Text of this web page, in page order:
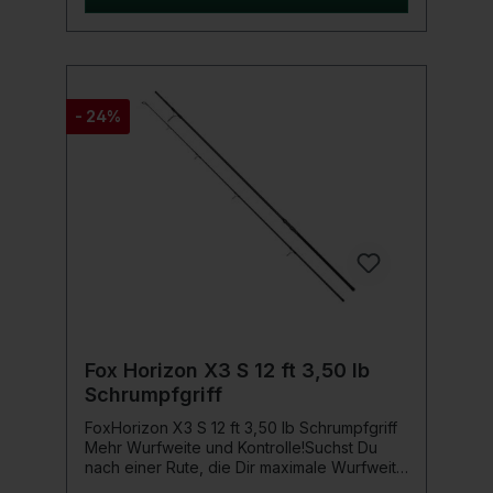
Shrinktube Griff DPS Rollenhalter Seaguide
- 24%
Fox Horizon X3 S 12 ft 3,50 lb
Schrumpfgriff
FoxHorizon X3 S 12 ft 3,50 lb Schrumpfgriff
Mehr Wurfweite und Kontrolle!Suchst Du
nach einer Rute, die Dir maximale Wurfweite